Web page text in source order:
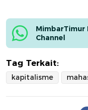
MimbarTimur
Channel
Tag Terkait:
kapitalisme